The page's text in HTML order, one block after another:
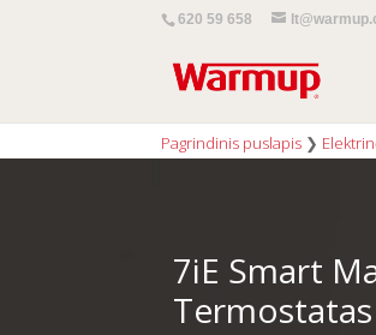
620 59 658
Pagrindinis puslapis ❯
7iE Smart
Termostatas